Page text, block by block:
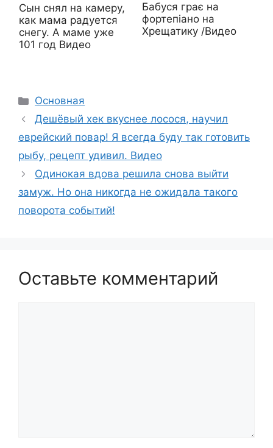
Сын снял на камеру,
как мама радуется
снегу. А маме уже
101 год Видео
Бабуся грає на
фортепіано на
Хрещатику /Видео
Рубрики
Основная
Дешёвый хек вкуснее лосося, научил
еврейский повар! Я всегда буду так готовить
рыбу, рецепт удивил. Видео
Одинокая вдова решила снова выйти
замуж. Но она никогда не ожидала такого
поворота событий!
Оставьте комментарий